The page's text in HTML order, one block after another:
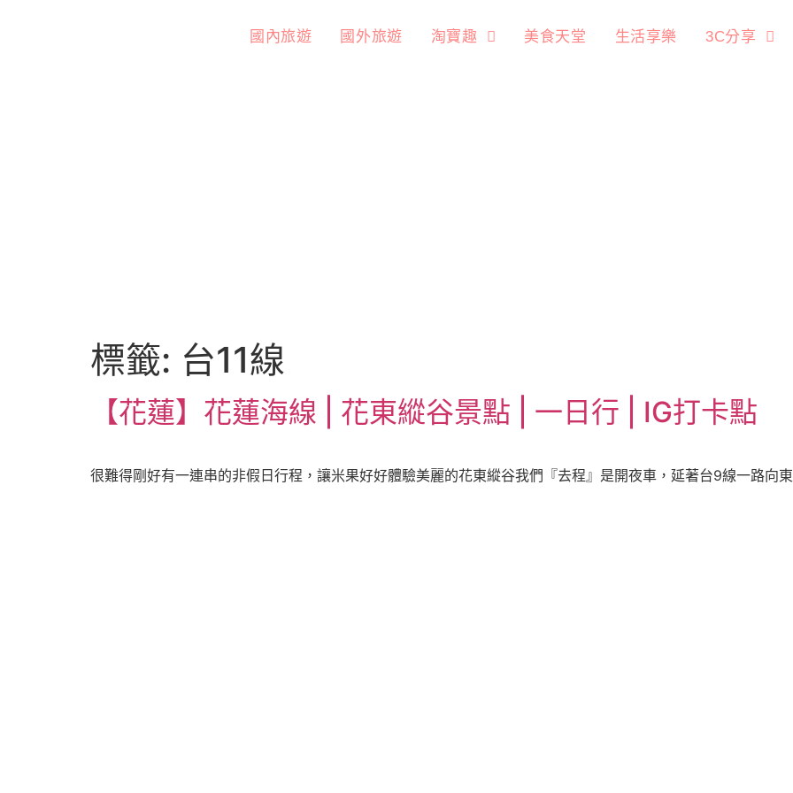
國內旅遊 國外旅遊 淘寶趣 美食天堂 生活享樂 3C分享
標籤: 台11線
【花蓮】花蓮海線 | 花東縱谷景點 | 一日行 | IG打卡點
很難得剛好有一連串的非假日行程，讓米果好好體驗美麗的花東縱谷我們『去程』是開夜車，延著台9線一路向